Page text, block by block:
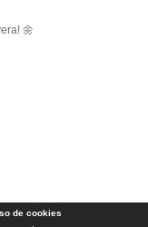
🌼
de cookies